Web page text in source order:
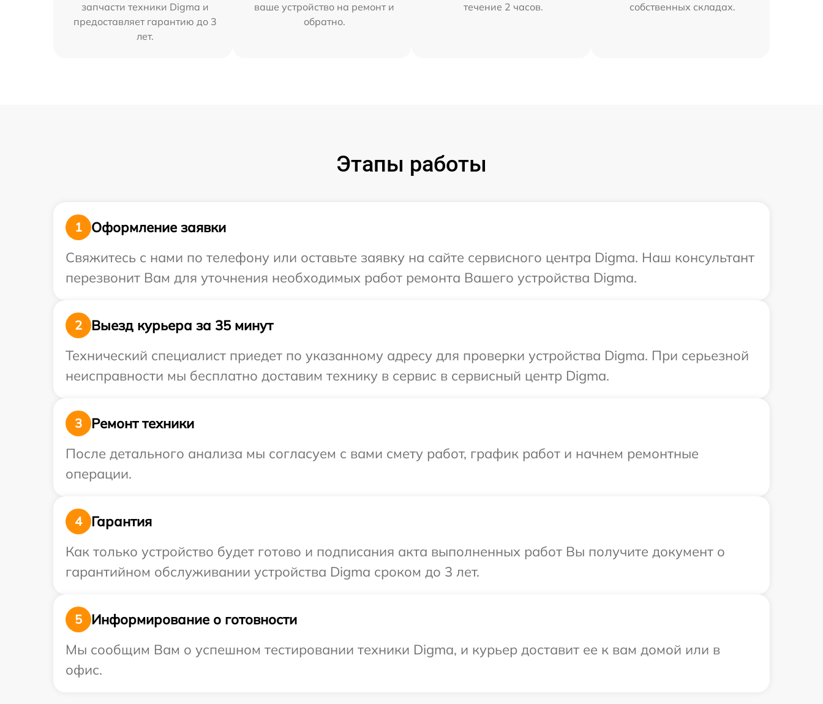
запчасти техники Digma и
предоставляет гарантию до 3
лет.
ваше устройство на ремонт и
обратно.
течение 2 часов.
собственных складах.
Этапы работы
1
Оформление заявки
Свяжитесь с нами по телефону или оставьте заявку на сайте сервисного центра Digma. Наш консультант
перезвонит Вам для уточнения необходимых работ ремонта Вашего устройства Digma.
2
Выезд курьера за 35 минут
Технический специалист приедет по указанному адресу для проверки устройства Digma. При серьезной
неисправности мы бесплатно доставим технику в сервис в сервисный центр Digma.
3
Ремонт техники
После детального анализа мы согласуем с вами смету работ, график работ и начнем ремонтные
операции.
4
Гарантия
Как только устройство будет готово и подписания акта выполненных работ Вы получите документ о
гарантийном обслуживании устройства Digma сроком до 3 лет.
5
Информирование о готовности
Мы сообщим Вам о успешном тестировании техники Digma, и курьер доставит ее к вам домой или в
офис.